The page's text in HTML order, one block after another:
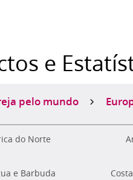
e
pelo mundo
do Norte
e Barbuda